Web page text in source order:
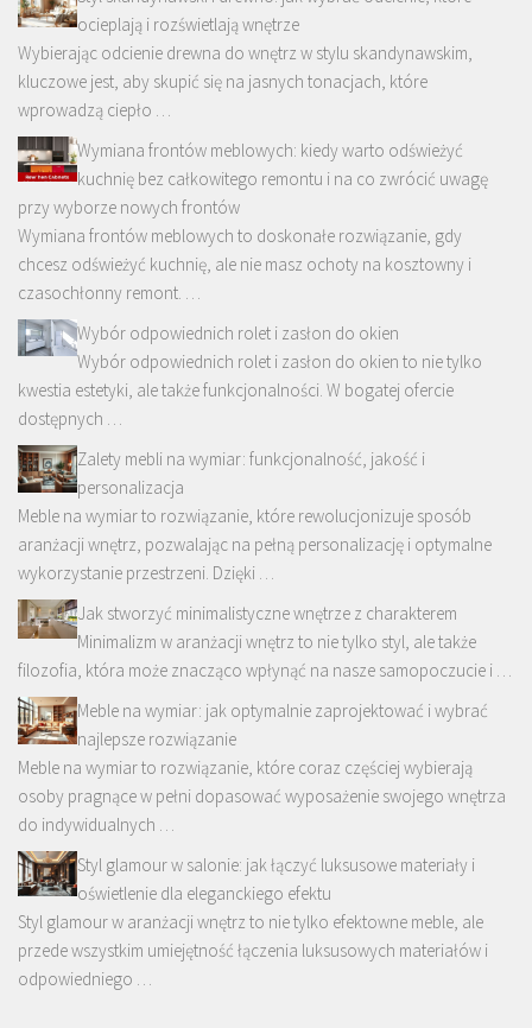
ocieplają i rozświetlają wnętrze
Wybierając odcienie drewna do wnętrz w stylu skandynawskim,
kluczowe jest, aby skupić się na jasnych tonacjach, które
wprowadzą ciepło …
Wymiana frontów meblowych: kiedy warto odświeżyć
kuchnię bez całkowitego remontu i na co zwrócić uwagę
przy wyborze nowych frontów
Wymiana frontów meblowych to doskonałe rozwiązanie, gdy
chcesz odświeżyć kuchnię, ale nie masz ochoty na kosztowny i
czasochłonny remont. …
Wybór odpowiednich rolet i zasłon do okien
Wybór odpowiednich rolet i zasłon do okien to nie tylko
kwestia estetyki, ale także funkcjonalności. W bogatej ofercie
dostępnych …
Zalety mebli na wymiar: funkcjonalność, jakość i
personalizacja
Meble na wymiar to rozwiązanie, które rewolucjonizuje sposób
aranżacji wnętrz, pozwalając na pełną personalizację i optymalne
wykorzystanie przestrzeni. Dzięki …
Jak stworzyć minimalistyczne wnętrze z charakterem
Minimalizm w aranżacji wnętrz to nie tylko styl, ale także
filozofia, która może znacząco wpłynąć na nasze samopoczucie i …
Meble na wymiar: jak optymalnie zaprojektować i wybrać
najlepsze rozwiązanie
Meble na wymiar to rozwiązanie, które coraz częściej wybierają
osoby pragnące w pełni dopasować wyposażenie swojego wnętrza
do indywidualnych …
Styl glamour w salonie: jak łączyć luksusowe materiały i
oświetlenie dla eleganckiego efektu
Styl glamour w aranżacji wnętrz to nie tylko efektowne meble, ale
przede wszystkim umiejętność łączenia luksusowych materiałów i
odpowiedniego …